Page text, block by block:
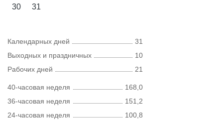
30
31
Календарных дней
31
Выходных и праздничных
10
Рабочих дней
21
40-часовая неделя
168,0
36-часовая неделя
151,2
24-часовая неделя
100,8